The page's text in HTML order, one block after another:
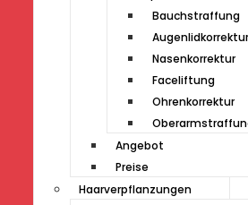
Bauchstraffung
Augenlidkorrektur
Nasenkorrektur
Faceliftung
Ohrenkorrektur
Angebot
Preise
Haarverpflanzungen